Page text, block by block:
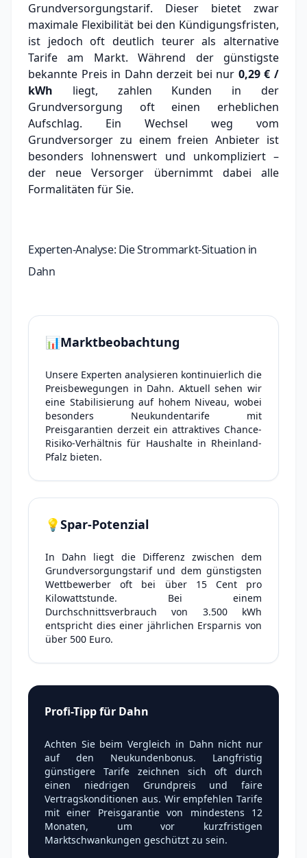
Grundversorgungstarif. Dieser bietet zwar
maximale Flexibilität bei den Kündigungsfristen,
ist jedoch oft deutlich teurer als alternative
Tarife am Markt.Während der günstigste
bekannte Preis in Dahn derzeit bei nur 0,29 € /
kWh liegt, zahlen Kunden in der
Grundversorgung oft einen erheblichen
Aufschlag. Ein Wechsel weg vom
Grundversorger zu einem freien Anbieter ist
besonders lohnenswert und unkompliziert –
der neue Versorger übernimmt dabei alle
Formalitäten für Sie.
Experten-Analyse: Die Strommarkt-Situation in
Dahn
📊Marktbeobachtung
Unsere Experten analysieren kontinuierlich die
Preisbewegungen in Dahn. Aktuell sehen wir
eine Stabilisierung auf hohem Niveau, wobei
besonders Neukundentarife mit
Preisgarantien derzeit ein attraktives Chance-
Risiko-Verhältnis für Haushalte in Rheinland-
Pfalz bieten.
💡Spar-Potenzial
In Dahn liegt die Differenz zwischen dem
Grundversorgungstarif und dem günstigsten
Wettbewerber oft bei über 15 Cent pro
Kilowattstunde. Bei einem
Durchschnittsverbrauch von 3.500 kWh
entspricht dies einer jährlichen Ersparnis von
über 500 Euro.
Profi-Tipp für Dahn
Achten Sie beim Vergleich in Dahn nicht nur
auf den Neukundenbonus. Langfristig
günstigere Tarife zeichnen sich oft durch
einen niedrigen Grundpreis und faire
Vertragskonditionen aus. Wir empfehlen Tarife
mit einer Preisgarantie von mindestens 12
Monaten, um vor kurzfristigen
Marktschwankungen geschützt zu sein.